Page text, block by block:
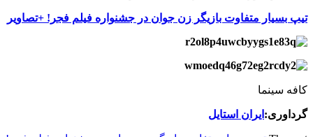
تیپ بسیار متفاوت بازیگر زن جوان در جشنواره فیلم فجر! +تصاویر
کافه سینما
گرداوری: ایران استایل